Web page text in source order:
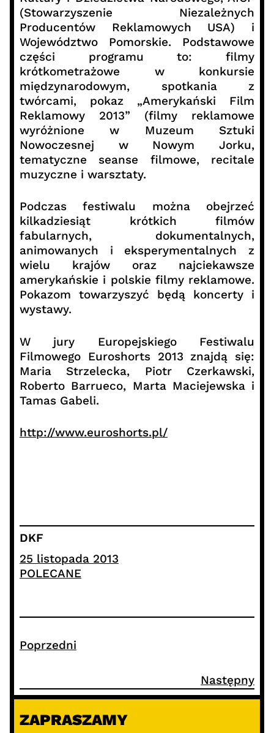
(Stowarzyszenie Niezależnych
Producentów Reklamowych USA) i
Województwo Pomorskie. Podstawowe
części programu to: filmy
krótkometrażowe w konkursie
międzynarodowym, spotkania z
twórcami, pokaz „Amerykański Film
Reklamowy 2013” (filmy reklamowe
wyróżnione w Muzeum Sztuki
Nowoczesnej w Nowym Jorku,
tematyczne seanse filmowe, recitale
muzyczne i warsztaty.
Podczas festiwalu można obejrzeć
kilkadziesiąt krótkich filmów
fabularnych, dokumentalnych,
animowanych i eksperymentalnych z
wielu krajów oraz najciekawsze
amerykańskie i polskie filmy reklamowe.
Pokazom towarzyszyć będą koncerty i
wystawy.
W jury Europejskiego Festiwalu
Filmowego Euroshorts 2013 znajdą się:
Maria Strzelecka, Piotr Czerkawski,
Roberto Barrueco, Marta Maciejewska i
Tamas Gabeli.
http://www.euroshorts.pl/
DKF
25 listopada 2013
POLECANE
Poprzedni
Następny
ZAPRASZAMY